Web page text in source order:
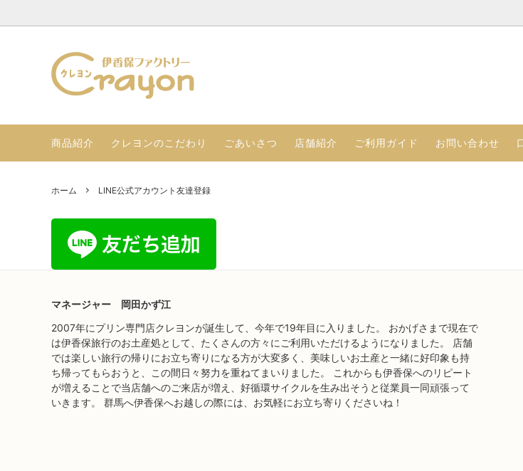
季節限定のギフトセット ぷるぷる食感のプリンセット
LINE公式アカウント友達登録
商品紹介 クレヨンのこだわり ごあいさつ 店舗紹介 ご利用ガイド お問い合わせ
ホーム LINE公式アカウント友達登録
マネージャー 岡田かず江
2007年にプリン専門店クレヨンが誕生して、今年で19年目に入りました。 おかげさまで現在で
は伊香保旅行のお土産処として、たくさんの方々にご利用いただけるようになりました。 店舗
では楽しい旅行の帰りにお立ち寄りになる方が大変多く、美味しいお土産と一緒に好印象も持
ち帰ってもらおうと、この間日々努力を重ねてまいりました。 これからも伊香保へのリピート
が増えることで当店舗へのご来店が増え、好循環サイクルを生み出そうと従業員一同頑張って
いきます。 群馬へ伊香保へお越しの際には、お気軽にお立ち寄りくださいね！